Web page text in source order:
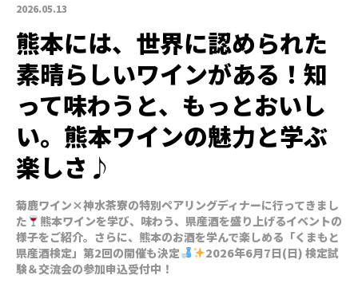
2026.05.13
熊本には、世界に認められた
素晴らしいワインがある！知
って味わうと、もっとおいし
い。熊本ワインの魅力と学ぶ
楽しさ♪
菊鹿ワイン×神水茶寮の特別ペアリングディナーに行ってきまし
た
熊本ワインを学び、味わう、県産酒を盛り上げるイベントの
様子をご紹介。さらに、熊本のお酒を学んで楽しめる「くまもと
県産酒検定」第2回の開催も決定
2026年6月7日(日) 検定試
験＆交流会の参加申込受付中！